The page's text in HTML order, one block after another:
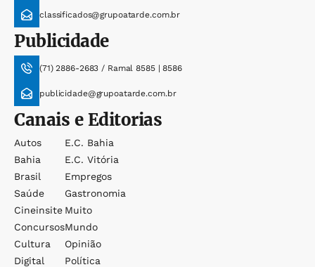
classificados@grupoatarde.com.br
Publicidade
(71) 2886-2683 / Ramal 8585 | 8586
publicidade@grupoatarde.com.br
Canais e Editorias
Autos
Bahia
Brasil
Saúde
Cineinsite
Concursos
Cultura
Digital
E.c. Bahia
E.c. Vitória
Empregos
Gastronomia
Muito
Mundo
Opinião
Política